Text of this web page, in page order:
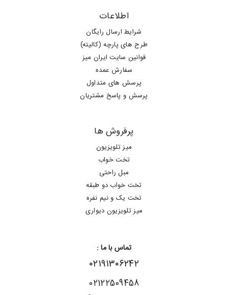
اطلاعات
شرایط ارسال رایگان
طرح های پارچه (کالیته)
قوانین سایت ایران میز
سفارش عمده
پرسش های متداول
پرسش و پاسخ مشتریان
پرفروش ها
میز تلویزیون
تخت خواب
مبل راحتی
تخت خواب دو طبقه
تخت یک و نیم نفره
میز تلویزیون دیواری
تماس با ما :
۰۲۱۹۱۳۰۶۲۴۲
02122509458